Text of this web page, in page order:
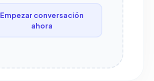
Empezar conversación
ahora